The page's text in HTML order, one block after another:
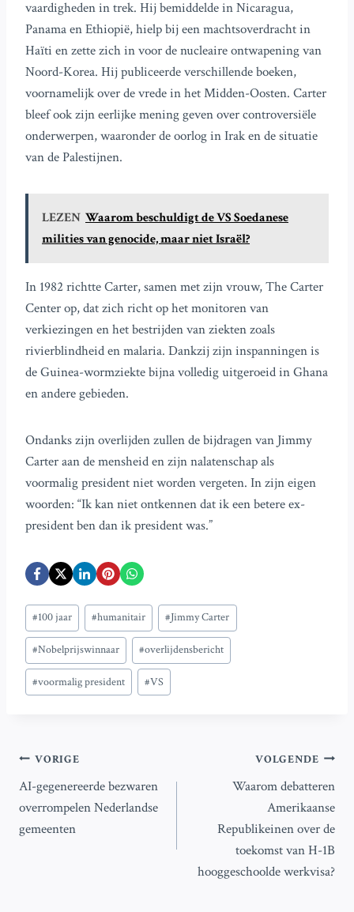
vaardigheden in trek. Hij bemiddelde in Nicaragua,
Panama en Ethiopië, hielp bij een machtsoverdracht in
Haïti en zette zich in voor de nucleaire ontwapening van
Noord-Korea. Hij publiceerde verschillende boeken,
voornamelijk over de vrede in het Midden-Oosten. Carter
bleef ook zijn eerlijke mening geven over controversiële
onderwerpen, waaronder de oorlog in Irak en de situatie
van de Palestijnen.
LEZEN Waarom beschuldigt de VS Soedanese
milities van genocide, maar niet Israël?
In 1982 richtte Carter, samen met zijn vrouw, The Carter
Center op, dat zich richt op het monitoren van
verkiezingen en het bestrijden van ziekten zoals
rivierblindheid en malaria. Dankzij zijn inspanningen is
de Guinea-wormziekte bijna volledig uitgeroeid in Ghana
en andere gebieden.
Ondanks zijn overlijden zullen de bijdragen van Jimmy
Carter aan de mensheid en zijn nalatenschap als
voormalig president niet worden vergeten. In zijn eigen
woorden: “Ik kan niet ontkennen dat ik een betere ex-
president ben dan ik president was.”
Bericht
tags:
#100 jaar #humanitair #Jimmy Carter
#Nobelprijswinnaar #overlijdensbericht
#voormalig president #VS
Bericht
navigatie
VORIGE
AI-gegenereerde bezwaren
overrompelen Nederlandse
gemeenten
VOLGENDE
Waarom debatteren
Amerikaanse
Republikeinen over de
toekomst van H-1B
hooggeschoolde werkvisa?